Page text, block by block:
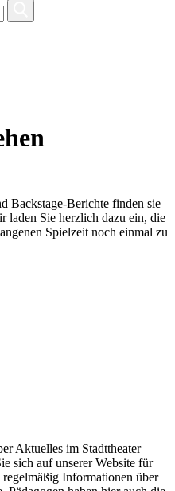
Backstage-Berichte finden sie
laden Sie herzlich dazu ein, die
Spielzeit noch einmal zu
Aktuelles im Stadttheater
sich auf unserer Website für
Informationen über